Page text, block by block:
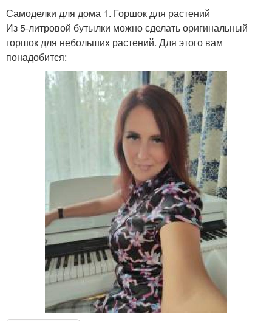
Самоделки для дома 1. Горшок для растений
Из 5-литровой бутылки можно сделать оригинальный
горшок для небольших растений. Для этого вам
понадобится: